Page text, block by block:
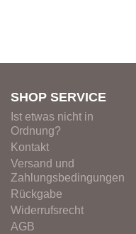
SHOP SERVICE
Ist etwas nicht in
Ordnung?
Kontakt
Versand und
Zahlungsbedingungen
Rückgabe
Widerrufsrecht
AGB